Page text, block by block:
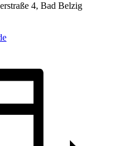
4, Bad Belzig